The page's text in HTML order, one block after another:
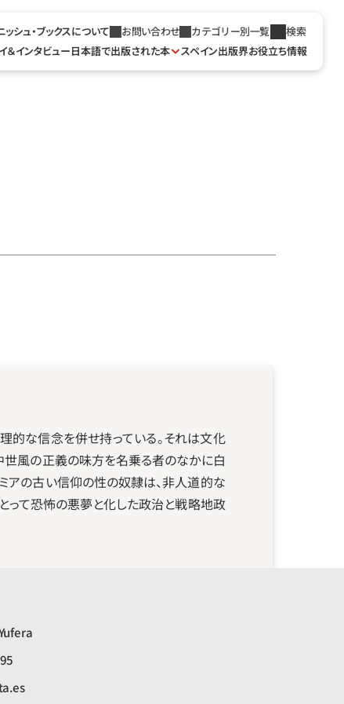
ッシュ・ブックスについて お問い合わせ カテゴリー別一覧
検索
＆インタビュー日本語で出版された本 スペイン出版界お役立ち情報
的な信念を併せ持っている。それは文化
世風の正義の味方を名乗る者のなかに白
アの古い信仰の性の奴隷は、非人道的な
って恐怖の悪夢と化した政治と戦略地政